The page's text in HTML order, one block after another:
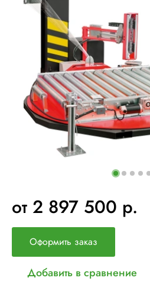
от 2 897 500 р.
Оформить заказ
Добавить в сравнение